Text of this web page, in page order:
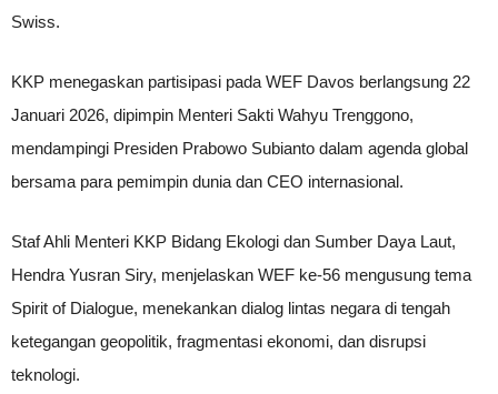
Swiss.
KKP menegaskan partisipasi pada WEF Davos berlangsung 22
Januari 2026, dipimpin Menteri Sakti Wahyu Trenggono,
mendampingi Presiden Prabowo Subianto dalam agenda global
bersama para pemimpin dunia dan CEO internasional.
Staf Ahli Menteri KKP Bidang Ekologi dan Sumber Daya Laut,
Hendra Yusran Siry, menjelaskan WEF ke-56 mengusung tema
Spirit of Dialogue, menekankan dialog lintas negara di tengah
ketegangan geopolitik, fragmentasi ekonomi, dan disrupsi
teknologi.